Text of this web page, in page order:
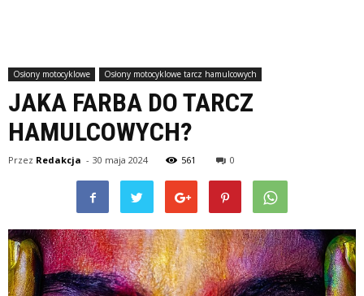
Osłony motocyklowe Osłony motocyklowe tarcz hamulcowych
JAKA FARBA DO TARCZ
HAMULCOWYCH?
Przez Redakcja - 30 maja 2024 561 0